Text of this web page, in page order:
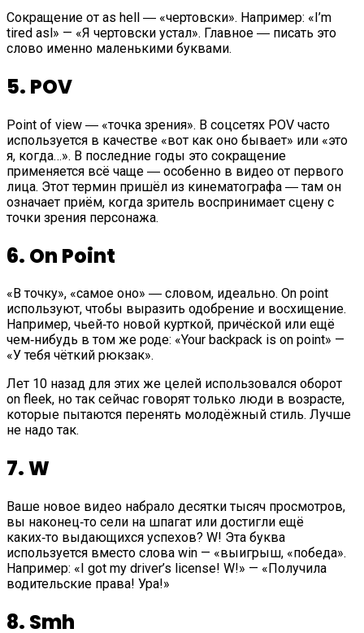
Сокращение от as hell ― «чертовски». Например: «I’m
tired asl» — «Я чертовски устал». Главное ― писать это
слово именно маленькими буквами.
5. POV
Point of view ― «точка зрения». В соцсетях POV часто
используется в качестве «вот как оно бывает» или «это
я, когда…». В последние годы это сокращение
применяется всё чаще ― особенно в видео от первого
лица. Этот термин пришёл из кинематографа ― там он
означает приём, когда зритель воспринимает сцену с
точки зрения персонажа.
6. On Point
«В точку», «самое оно» ― словом, идеально. On point
используют, чтобы выразить одобрение и восхищение.
Например, чьей‑то новой курткой, причёской или ещё
чем‑нибудь в том же роде: «Your backpack is on point» —
«У тебя чёткий рюкзак».
Лет 10 назад для этих же целей использовался оборот
on fleek, но так сейчас говорят только люди в возрасте,
которые пытаются перенять молодёжный стиль. Лучше
не надо так.
7. W
Ваше новое видео набрало десятки тысяч просмотров,
вы наконец‑то сели на шпагат или достигли ещё
каких‑то выдающихся успехов? W! Эта буква
используется вместо слова win — «выигрыш, «победа».
Например: «I got my driver’s license! W!» — «Получила
водительские права! Ура!»
8. Smh